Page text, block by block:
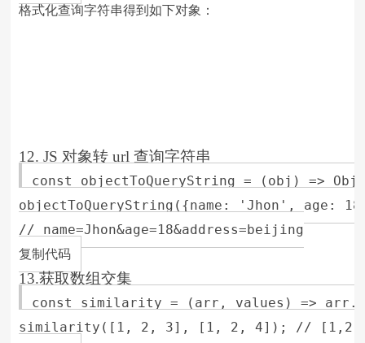
格式化查询字符串得到如下对象：
12. JS 对象转 url 查询字符串
const objectToQueryString = (obj) =>
objectToQueryString({name: 'Jhon', age:
// name=Jhon&age=18&address=beijing
复制代码
13.获取数组交集
const similarity = (arr, values) =>
similarity([1, 2, 3], [1, 2, 4]); // [1,2]